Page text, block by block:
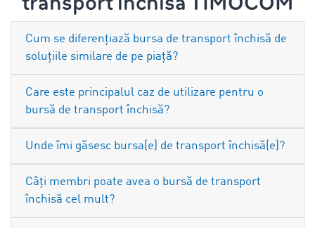
Cum se diferențiază bursa de transport închisă de
soluțiile similare de pe piață?
Care este principalul caz de utilizare pentru o
bursă de transport închisă?
Unde îmi găsesc bursa(e) de transport închisă(e)?
Câți membri poate avea o bursă de transport
închisă cel mult?